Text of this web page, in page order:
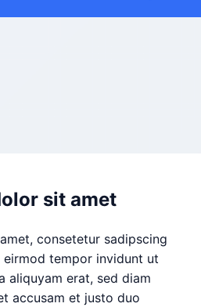
sit amet
consetetur sadipscing
tempor invidunt ut
aliquyam erat, sed diam
accusam et justo duo